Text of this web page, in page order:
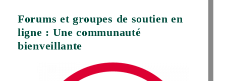
Forums et groupes de soutien en
ligne : Une communauté
bienveillante